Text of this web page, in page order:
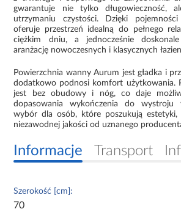
gwarantuje nie tylko długowieczność,
utrzymaniu czystości. Dzięki
oferuje przestrzeń idealną do pełnego
ciężkim dniu, a jednocześnie
aranżację nowoczesnych i klasycznych
Powierzchnia wanny Aurum jest gładka i
dodatkowo podnosi komfort użytkowania.
jest bez obudowy i nóg, co daje
dopasowania wykończenia do wystroju
wybór dla osób, które poszukują estetyki,
niezawodnej jakości od uznanego
Informacje Transport
Szerokość [cm]:
70